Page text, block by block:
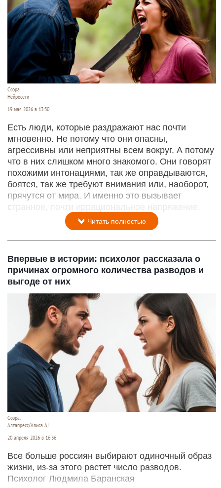
Ссора
Нейросети
19 мая 2026 в 13:30
Есть люди, которые раздражают нас почти
мгновенно. Не потому что они опасны,
агрессивны или неприятны всем вокруг. А потому
что в них слишком много знакомого. Они говорят
похожими интонациями, так же оправдываются,
боятся, так же требуют внимания или, наоборот,
прячутся от мира. И именно это вызывает
странное, почти иррациональное напряжение.
Читать полностью
Впервые в истории: психолог рассказала о
причинах огромного количества разводов и
выгоде от них
Ссора.
Алтапресс/Алиса AI
20 апреля 2026 в 16:36
Все больше россиян выбирают одиночный образ
жизни, из-за этого растет число разводов.
Психолог Людмила Баранская